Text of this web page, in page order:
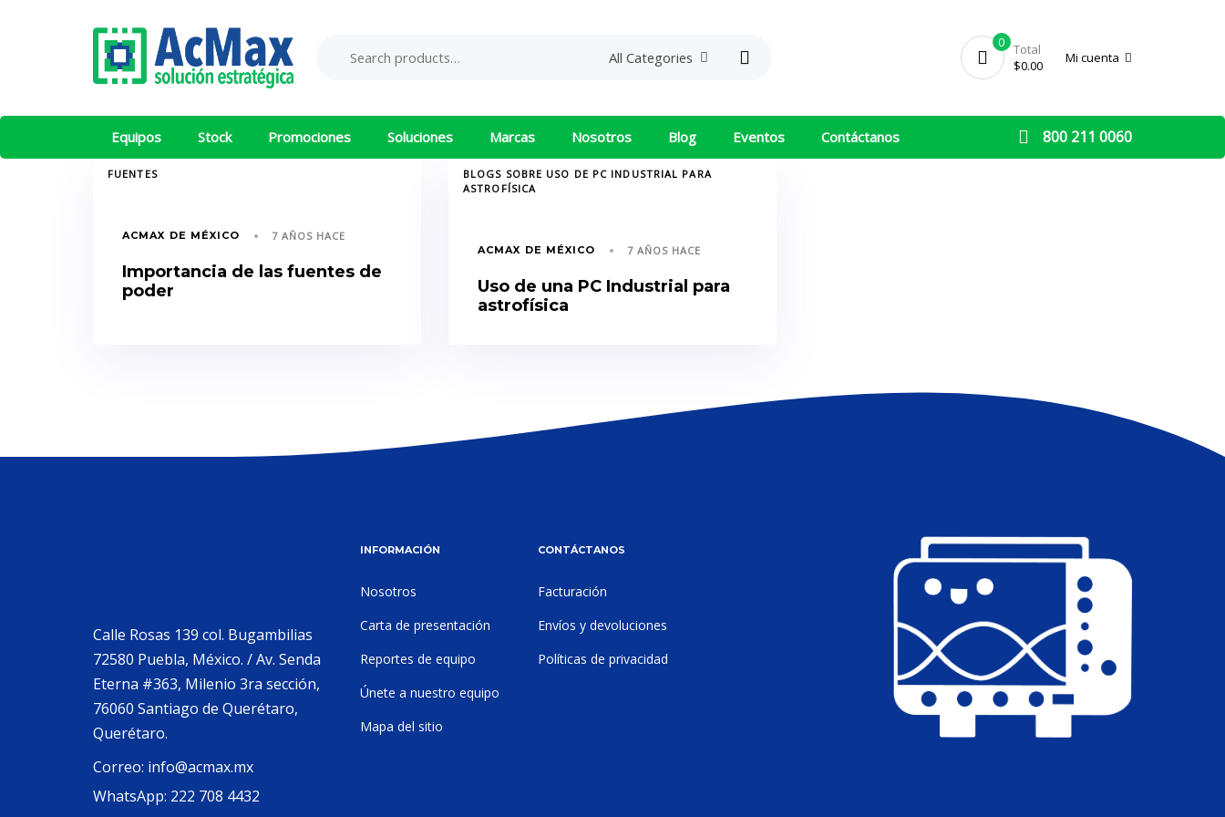
All Categories Search
$0.00
Total
0
Mi cuenta
Equipos Stock Promociones Soluciones Marcas Nosotros Blog Eventos Contáctanos 800 211 0060
TAGSFUENTES
ACMAX DE MÉXICO 7 AÑOS HACE
Importancia de las fuentes de
poder
TAGSBLOGS SOBRE USO DE PC INDUSTRIAL PARA
ASTROFÍSICA
ACMAX DE MÉXICO 7 AÑOS HACE
Uso de una PC Industrial para
astrofísica
Calle Rosas 139 col. Bugambilias
72580 Puebla, México. / Av. Senda
Eterna #363, Milenio 3ra sección,
76060 Santiago de Querétaro,
Querétaro.
Correo: info@acmax.mx
WhatsApp: 222 708 4432
INFORMACIÓN
Nosotros
Carta de presentación
Reportes de equipo
Únete a nuestro equipo
Mapa del sitio
CONTÁCTANOS
Facturación
Envíos y devoluciones
Políticas de privacidad